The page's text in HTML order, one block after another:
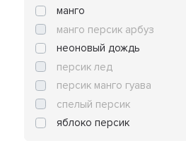
манго
манго персик арбуз
неоновый дождь
персик лед
персик манго гуава
спелый персик
яблоко персик